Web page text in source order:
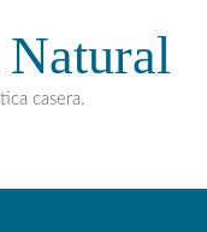
Natural
casera.